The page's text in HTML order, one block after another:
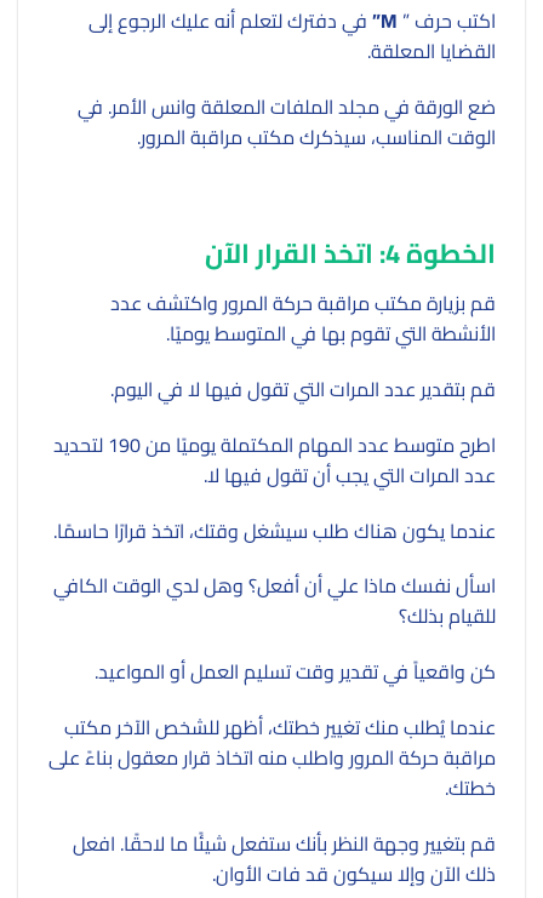
اكتب حرف ” M” في دفترك لتعلم أنه عليك الرجوع إلى
القضايا المعلقة.
ضع الورقة في مجلد الملفات المعلقة وانس الأمر. في
الوقت المناسب، سيذكرك مكتب مراقبة المرور.
الخطوة 4: اتخذ القرار الآن
قم بزيارة مكتب مراقبة حركة المرور واكتشف عدد
الأنشطة التي تقوم بها في المتوسط ​​يوميًا.
قم بتقدير عدد المرات التي تقول فيها لا في اليوم.
اطرح متوسط ​​عدد المهام المكتملة يوميًا من 190 لتحديد
عدد المرات التي يجب أن تقول فيها لا.
عندما يكون هناك طلب سيشغل وقتك، اتخذ قرارًا حاسمًا.
اسأل نفسك ماذا علي أن أفعل؟ وهل لدي الوقت الكافي
للقيام بذلك؟
كن واقعياً في تقدير وقت تسليم العمل أو المواعيد.
عندما يُطلب منك تغيير خطتك، أظهر للشخص الآخر مكتب
مراقبة حركة المرور واطلب منه اتخاذ قرار معقول بناءً على
خطتك.
قم بتغيير وجهة النظر بأنك ستفعل شيئًا ما لاحقًا. افعل
ذلك الآن وإلا سيكون قد فات الأوان.